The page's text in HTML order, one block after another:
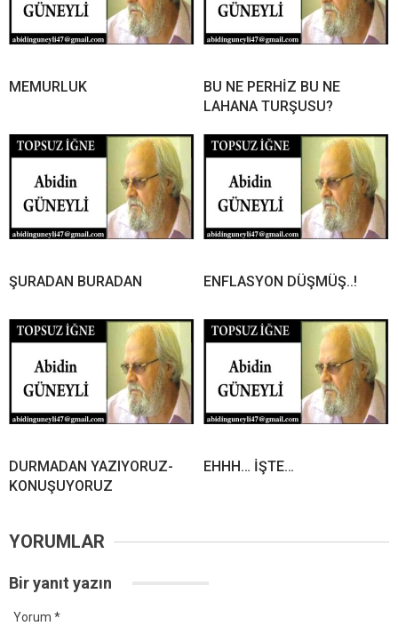
MEMURLUK
BU NE PERHİZ BU NE
LAHANA TURŞUSU?
ŞURADAN BURADAN ENFLASYON DÜŞMÜŞ..!
DURMADAN YAZIYORUZ-
KONUŞUYORUZ
EHHH… İŞTE…
YORUMLAR
Bir yanıt yazın
Yorum *